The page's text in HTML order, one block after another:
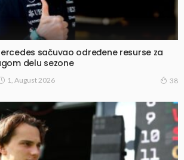
sačuvao određene resurse za
delu sezone
1, August 2026 38